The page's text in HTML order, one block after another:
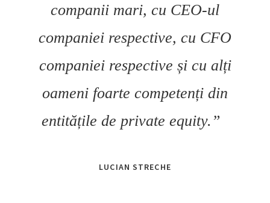
companii mari, cu CEO-ul
companiei respective, cu CFO
companiei respective și cu alți
oameni foarte competenți din
entitățile de private equity.”
LUCIAN STRECHE